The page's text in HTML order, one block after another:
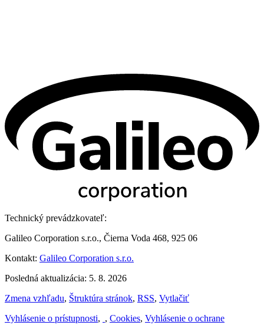
Technický prevádzkovateľ:
Galileo Corporation s.r.o., Čierna Voda 468, 925 06
Kontakt: Galileo Corporation s.r.o.
Posledná aktualizácia: 5. 8. 2026
Zmena vzhľadu, Štruktúra stránok, RSS, Vytlačiť
Vyhlásenie o prístupnosti, , Cookies, Vyhlásenie o ochrane